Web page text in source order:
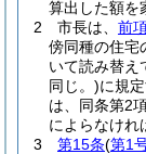
算出した額を
2
市長は、 前
傍同種の住宅
いて読み替え
同じ。)に規
は、同条第2
によらなけれ
3
第15条(第1